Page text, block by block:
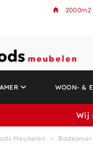
2000m2
WOON- &
Wij
Meubelen Badkamer